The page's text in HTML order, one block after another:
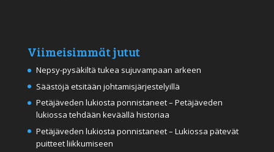
Viimeisimmät jutut
Nepsy-pysäkiltä tukea sujuvampaan arkeen
Säästöjä etsitään johtamisjärjestelyillä
Petäjäveden lukiosta ponnistaneet – Petäjäveden
lukiossa tehdään keväällä historiaa
Petäjäveden lukiosta ponnistaneet – Lukiossa pätevät
puitteet liikkumiseen